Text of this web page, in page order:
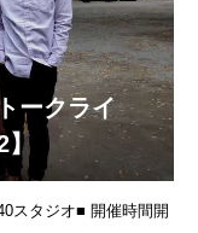
ークライ
】
タジオ■ 開催時間開